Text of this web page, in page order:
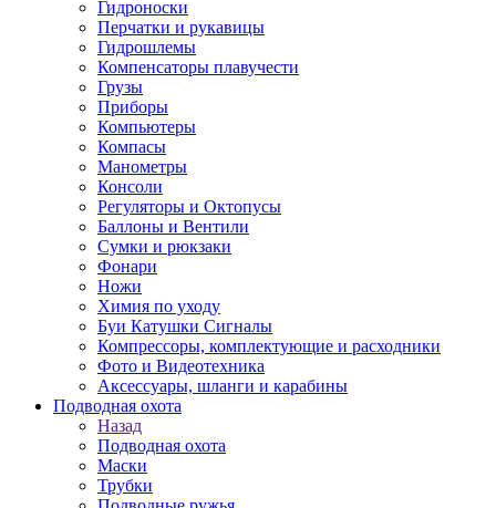
Гидроноски
Перчатки и рукавицы
Гидрошлемы
Компенсаторы плавучести
Грузы
Приборы
Компьютеры
Компасы
Манометры
Консоли
Регуляторы и Октопусы
Баллоны и Вентили
Сумки и рюкзаки
Фонари
Ножи
Химия по уходу
Буи Катушки Сигналы
Компрессоры, комплектующие и расходники
Фото и Видеотехника
Аксессуары, шланги и карабины
Подводная охота
Назад
Подводная охота
Маски
Трубки